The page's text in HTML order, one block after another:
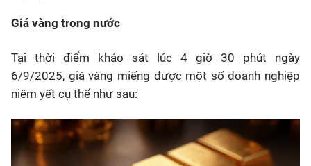
Giá vàng trong nước
Tại thời điểm khảo sát lúc 4 giờ 30 phút ngày
6/9/2025, giá vàng miếng được một số doanh nghiệp
niêm yết cụ thể như sau: